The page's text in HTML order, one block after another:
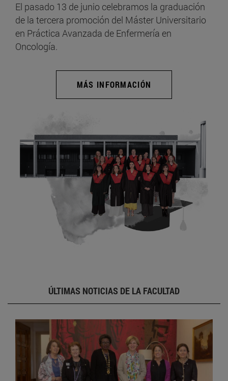
El pasado 13 de junio celebramos la graduación
de la tercera promoción del Máster Universitario
en Práctica Avanzada de Enfermería en
Oncología.
MÁS INFORMACIÓN
ÚLTIMAS NOTICIAS DE LA FACULTAD